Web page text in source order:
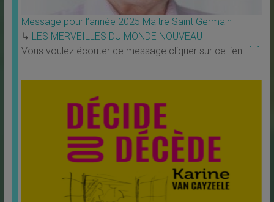
Message pour l’année 2025 Maitre Saint Germain
↳ LES MERVEILLES DU MONDE NOUVEAU
Vous voulez écouter ce message cliquer sur ce lien : […]